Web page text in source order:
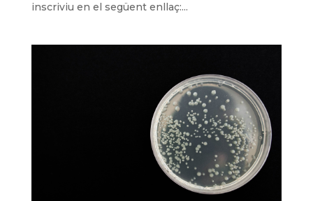
inscriviu en el següent enllaç:...